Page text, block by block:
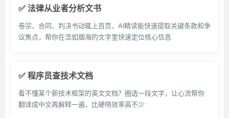
✅ 法律从业者分析文书
卷宗、合同、判决书动辄上百页，AI精读能快速提取关键条款和争
议焦点，帮你在浩如烟海的文字里快速定位核心信息
✅ 程序员查技术文档
看不懂某个新技术框架的英文文档？圈选一段文字，让心流帮你
翻译成中文再解释一遍，比硬啃效率高不少